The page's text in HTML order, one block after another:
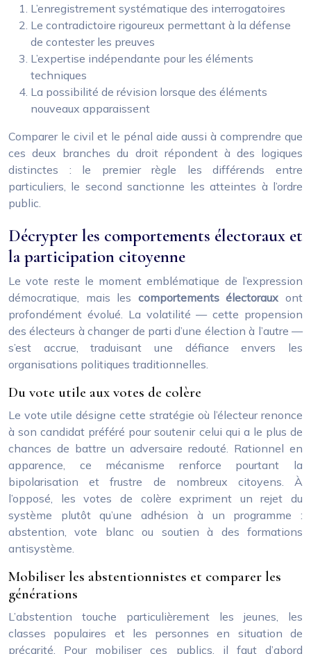
L’enregistrement systématique des interrogatoires
Le contradictoire rigoureux permettant à la défense
de contester les preuves
L’expertise indépendante pour les éléments
techniques
La possibilité de révision lorsque des éléments
nouveaux apparaissent
Comparer le civil et le pénal aide aussi à comprendre que
ces deux branches du droit répondent à des logiques
distinctes : le premier règle les différends entre
particuliers, le second sanctionne les atteintes à l’ordre
public.
Décrypter les comportements électoraux et
la participation citoyenne
Le vote reste le moment emblématique de l’expression
démocratique, mais les comportements électoraux ont
profondément évolué. La volatilité — cette propension
des électeurs à changer de parti d’une élection à l’autre —
s’est accrue, traduisant une défiance envers les
organisations politiques traditionnelles.
Du vote utile aux votes de colère
Le vote utile désigne cette stratégie où l’électeur renonce
à son candidat préféré pour soutenir celui qui a le plus de
chances de battre un adversaire redouté. Rationnel en
apparence, ce mécanisme renforce pourtant la
bipolarisation et frustre de nombreux citoyens. À
l’opposé, les votes de colère expriment un rejet du
système plutôt qu’une adhésion à un programme :
abstention, vote blanc ou soutien à des formations
antisystème.
Mobiliser les abstentionnistes et comparer les
générations
L’abstention touche particulièrement les jeunes, les
classes populaires et les personnes en situation de
précarité. Pour mobiliser ces publics, il faut d’abord